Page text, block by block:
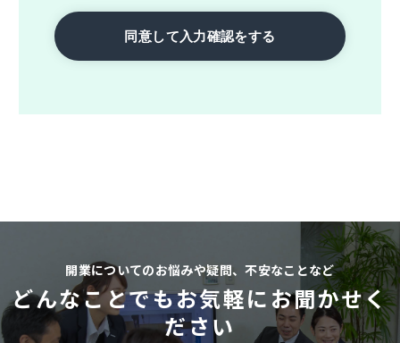
同意して入力確認をする
開業についてのお悩みや疑問、不安なことなど
どんなことでもお気軽にお聞かせく
ださい